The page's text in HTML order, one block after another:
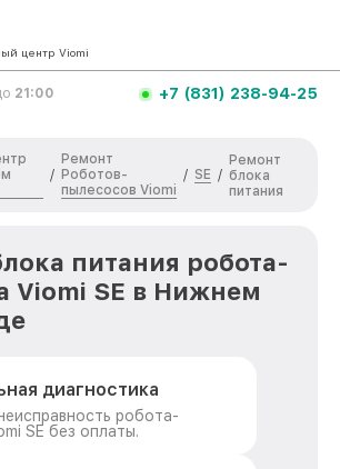
центр Viomi
21:00 +7 (831) 238-94-25
/
Ремонт
Роботов-
пылесосов Viomi
/ SE /
Ремонт
блока
питания
питания робота-
Viomi SE в Нижнем
диагностика
робота-
SE без оплаты.